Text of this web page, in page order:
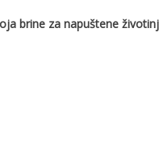
brine za napuštene